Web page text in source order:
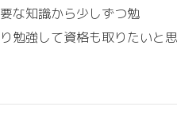
な知識から少しずつ勉
勉強して資格も取りたいと思